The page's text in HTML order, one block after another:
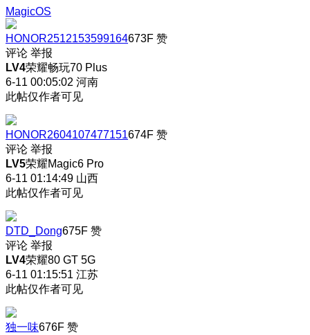
MagicOS
HONOR2512153599164673F 赞
评论 举报
LV4荣耀畅玩70 Plus
6-11 00:05:02 河南
此帖仅作者可见
HONOR2604107477151674F 赞
评论 举报
LV5荣耀Magic6 Pro
6-11 01:14:49 山西
此帖仅作者可见
DTD_Dong675F 赞
评论 举报
LV4荣耀80 GT 5G
6-11 01:15:51 江苏
此帖仅作者可见
独一味676F 赞